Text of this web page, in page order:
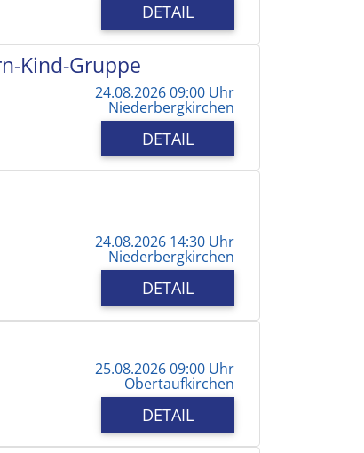
DETAIL
Kind-Gruppe
24.08.2026 09:00 Uhr
Niederbergkirchen
DETAIL
24.08.2026 14:30 Uhr
Niederbergkirchen
DETAIL
25.08.2026 09:00 Uhr
Obertaufkirchen
DETAIL